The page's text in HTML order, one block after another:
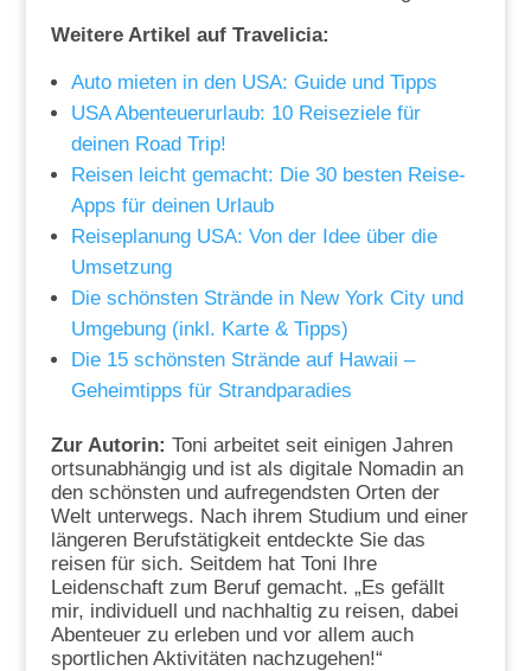
Weitere Artikel auf Travelicia:
Auto mieten in den USA: Guide und Tipps
USA Abenteuerurlaub: 10 Reiseziele für
deinen Road Trip!
Reisen leicht gemacht: Die 30 besten Reise-
Apps für deinen Urlaub
Reiseplanung USA: Von der Idee über die
Umsetzung
Die schönsten Strände in New York City und
Umgebung (inkl. Karte & Tipps)
Die 15 schönsten Strände auf Hawaii –
Geheimtipps für Strandparadies
Zur Autorin: Toni arbeitet seit einigen Jahren
ortsunabhängig und ist als digitale Nomadin an
den schönsten und aufregendsten Orten der
Welt unterwegs. Nach ihrem Studium und einer
längeren Berufstätigkeit entdeckte Sie das
reisen für sich. Seitdem hat Toni Ihre
Leidenschaft zum Beruf gemacht. „Es gefällt
mir, individuell und nachhaltig zu reisen, dabei
Abenteuer zu erleben und vor allem auch
sportlichen Aktivitäten nachzugehen!“